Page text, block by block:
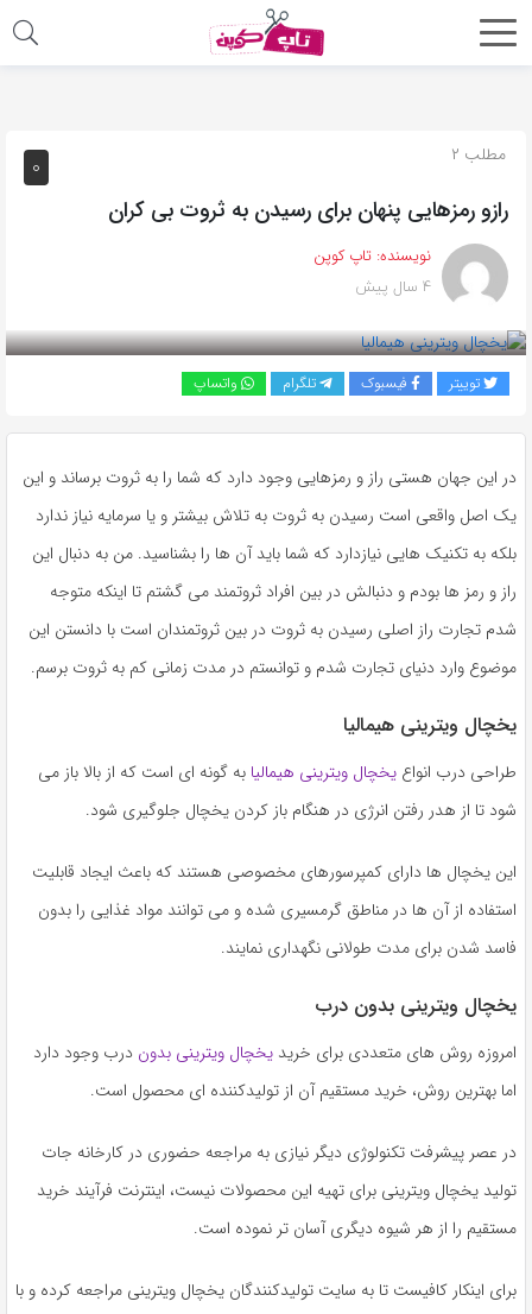
اشتراک
از
روش‌های
زیر
می‌توانید
این
صفحه
با
دوستان
خود
به
بگذارید.
۰ مطلب ۲
رازو رمزهایی پنهان برای رسیدن به ثروت بی کران
نویسنده: تاپ کوپن
۴ سال پیش
توییتر فیسبوک تلگرام واتساپ
در این جهان هستی راز و رمزهایی وجود دارد که شما را به ثروت برساند و این
یک اصل واقعی است رسیدن به ثروت به تلاش بیشتر و یا سرمایه نیاز ندارد
بلکه به تکنیک هایی نیازدارد که شما باید آن ها را بشناسید. من به دنبال این
راز و رمز ها بودم و دنبالش در بین افراد ثروتمند می گشتم تا اینکه متوجه
شدم تجارت راز اصلی رسیدن به ثروت در بین ثروتمندان است با دانستن این
موضوع وارد دنیای تجارت شدم و توانستم در مدت زمانی کم به ثروت برسم.
یخچال ویترینی هیمالیا
طراحی درب انواع یخچال ویترینی هیمالیا به گونه ای است که از بالا باز می
شود تا از هدر رفتن انرژی در هنگام باز کردن یخچال جلوگیری شود.
این یخچال ها دارای کمپرسورهای مخصوصی هستند که باعث ایجاد قابلیت
استفاده از آن ها در مناطق گرمسیری شده و می توانند مواد غذایی را بدون
فاسد شدن برای مدت طولانی نگهداری نمایند.
یخچال ویترینی بدون درب
امروزه روش های متعددی برای خرید یخچال ویترینی بدون درب وجود دارد
اما بهترین روش، خرید مستقیم آن از تولیدکننده ای محصول است.
در عصر پیشرفت تکنولوژی دیگر نیازی به مراجعه حضوری در کارخانه جات
تولید یخچال ویترینی برای تهیه این محصولات نیست، اینترنت فرآیند خرید
مستقیم را از هر شیوه دیگری آسان تر نموده است.
برای اینکار کافیست تا به سایت تولیدکنندگان یخچال ویترینی مراجعه کرده و با